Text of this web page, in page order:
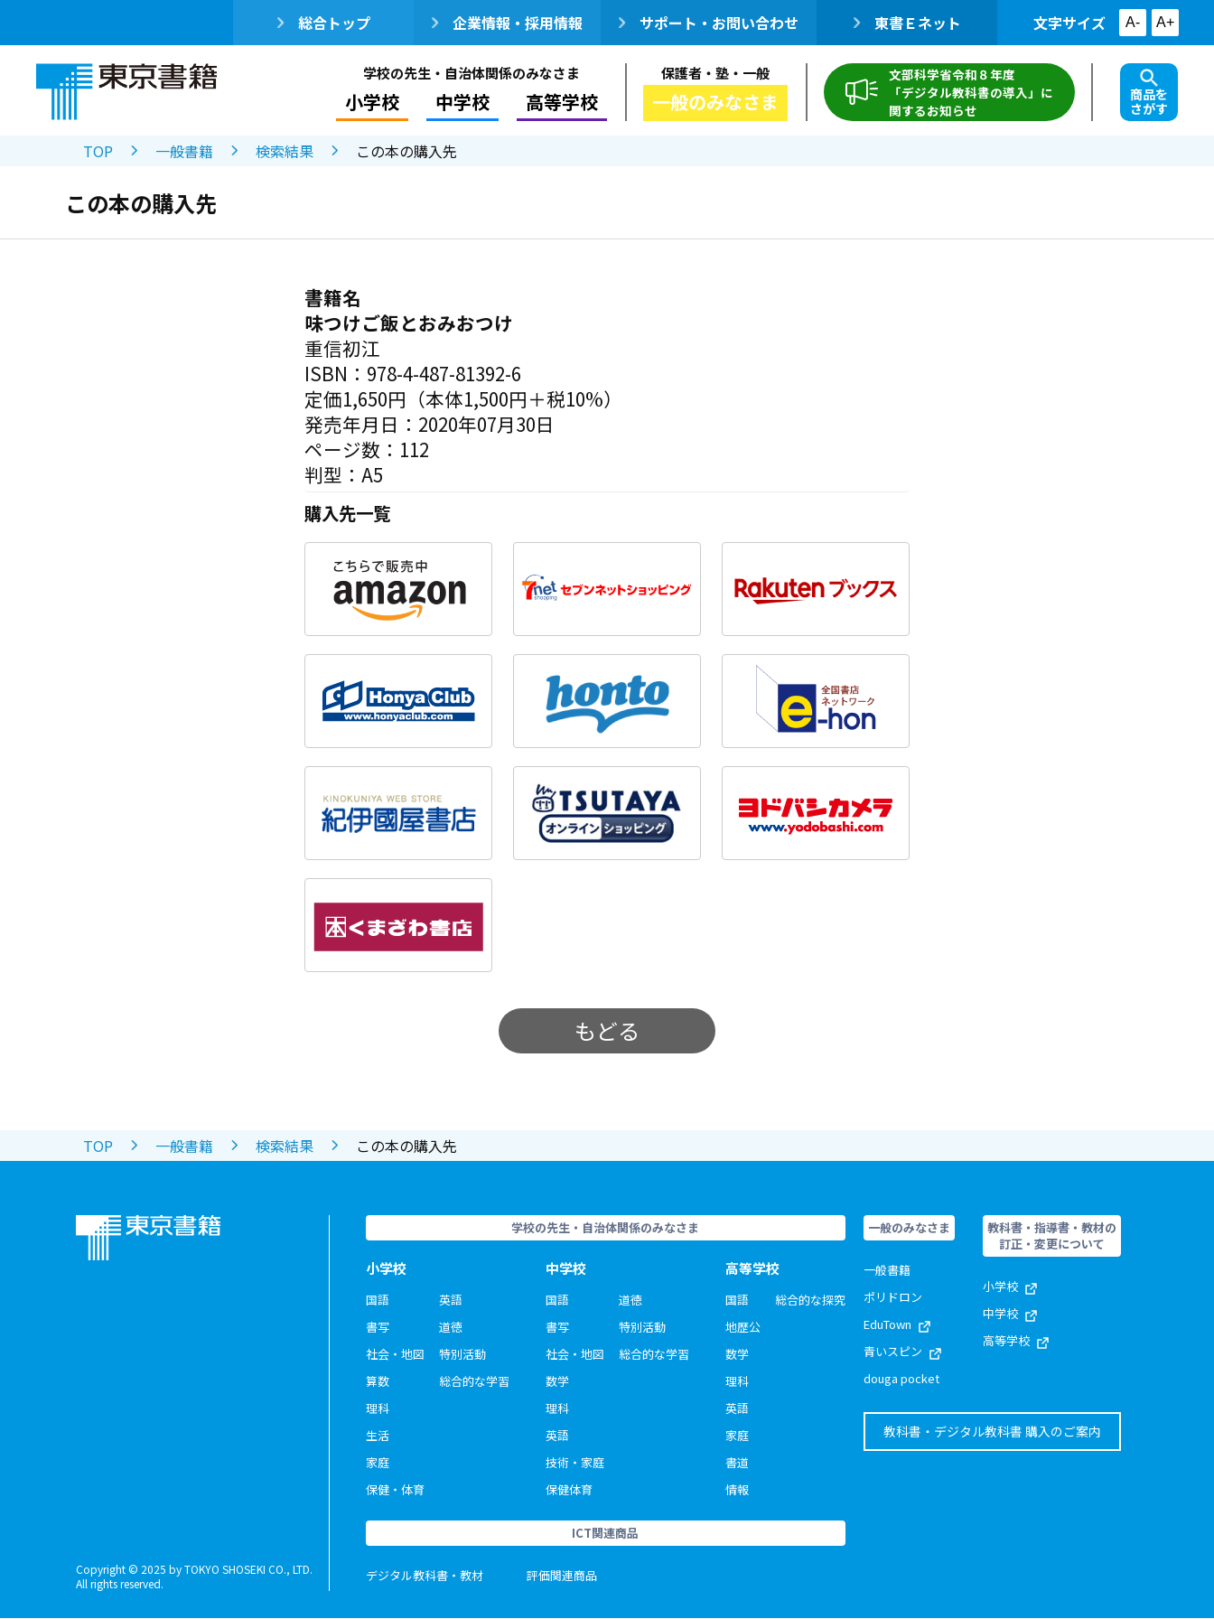
総合トップ 企業情報・採用情報 サポート・お問い合わせ 東書Ｅネット 文字サイズ A- A+
学校の先生・自治体関係のみなさま
小学校 中学校 高等学校
保護者・塾・一般
一般のみなさま
文部科学省令和８年度
「デジタル教科書の導入」に
関するお知らせ
商品を
さがす
TOP 一般書籍 検索結果 この本の購入先
この本の購入先
書籍名
味つけご飯とおみおつけ
重信初江
ISBN：978-4-487-81392-6
定価1,650円（本体1,500円＋税10%）
発売年月日：2020年07月30日
ページ数：112
判型：A5
購入先一覧
もどる
TOP 一般書籍 検索結果 この本の購入先
Copyright © 2025 by TOKYO SHOSEKI CO., LTD.
All rights reserved.
学校の先生・自治体関係のみなさま
小学校
国語
書写
社会・地図
算数
理科
生活
家庭
保健・体育
英語
道徳
特別活動
総合的な学習
中学校
国語
書写
社会・地図
数学
理科
英語
技術・家庭
保健体育
道徳
特別活動
総合的な学習
高等学校
国語
地歴公
数学
理科
英語
家庭
書道
情報
総合的な探究
ICT関連商品
デジタル教科書・教材 評価関連商品
一般のみなさま
一般書籍
ポリドロン
EduTown
青いスピン
douga pocket
教科書・指導書・教材の
訂正・変更について
小学校
中学校
高等学校
教科書・デジタル教科書 購入のご案内